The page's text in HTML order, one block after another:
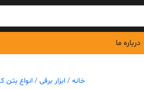
درباره ما
خانه /ابزار برقی /انواع بتن